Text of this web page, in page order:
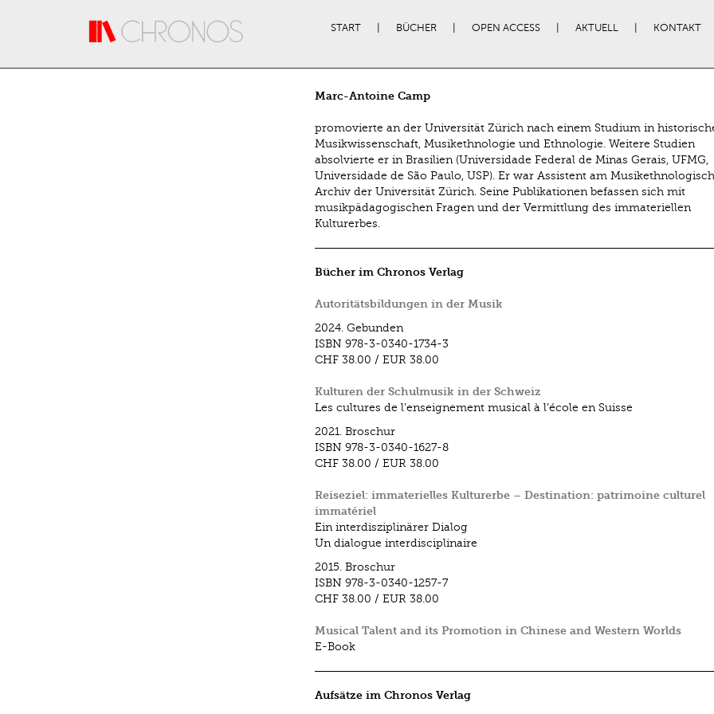
START BÜCHER OPEN ACCESS AKTUELL KONTAKT
Marc-Antoine Camp
promovierte an der Universität Zürich nach einem Studium in
Musikwissenschaft, Musikethnologie und Ethnologie. Weitere Studien
absolvierte er in Brasilien (Universidade Federal de Minas Gerais, UFMG,
Universidade de São Paulo, USP). Er war Assistent am
Archiv der Universität Zürich. Seine Publikationen befassen sich mit
musikpädagogischen Fragen und der Vermittlung des immateriellen
Kulturerbes.
Bücher im Chronos Verlag
Autoritätsbildungen in der Musik
2024. Gebunden
ISBN 978-3-0340-1734-3
CHF 38.00 / EUR 38.00
Kulturen der Schulmusik in der Schweiz
Les cultures de l’enseignement musical à l’école en Suisse
2021. Broschur
ISBN 978-3-0340-1627-8
CHF 38.00 / EUR 38.00
Reiseziel: immaterielles Kulturerbe – Destination: patrimoine culturel
immatériel
Ein interdisziplinärer Dialog
Un dialogue interdisciplinaire
2015. Broschur
ISBN 978-3-0340-1257-7
CHF 38.00 / EUR 38.00
Musical Talent and its Promotion in Chinese and Western Worlds
E-Book
Aufsätze im Chronos Verlag